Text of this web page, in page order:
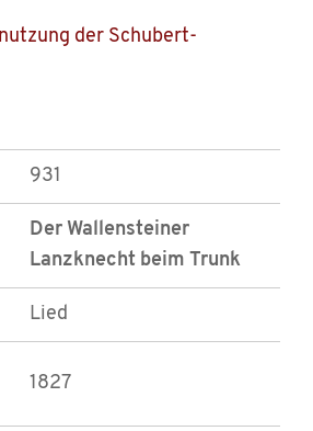
der Schubert-
931
Der Wallensteiner
Lanzknecht beim Trunk
Lied
1827